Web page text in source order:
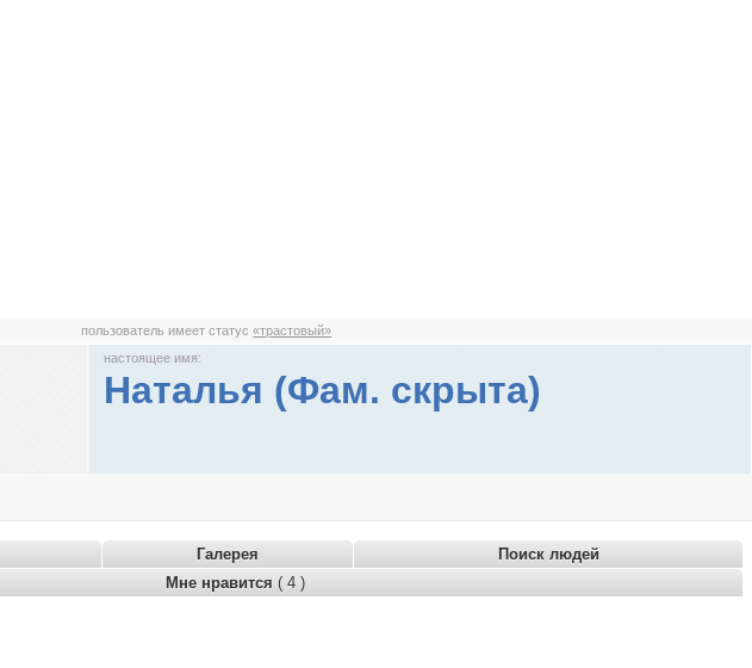
пользователь имеет статус«трастовый»
настоящее имя:
Наталья (Фам. скрыта)
Галерея
Поиск людей
Мне нравится ( 4 )